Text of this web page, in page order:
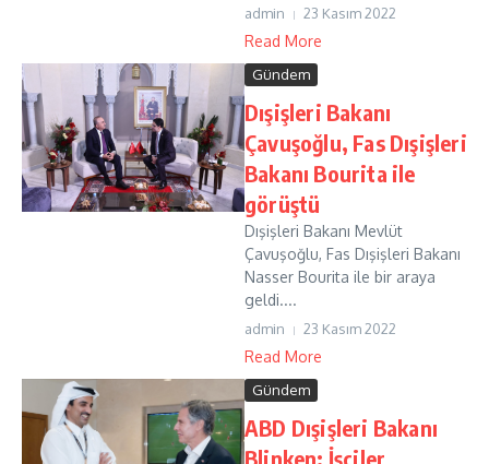
admin 23 Kasım 2022
Read More
Gündem
Dışişleri Bakanı
Çavuşoğlu, Fas Dışişleri
Bakanı Bourita ile
görüştü
Dışişleri Bakanı Mevlüt
Çavuşoğlu, Fas Dışişleri Bakanı
Nasser Bourita ile bir araya
geldi....
admin 23 Kasım 2022
Read More
Gündem
ABD Dışişleri Bakanı
Blinken: İşçiler